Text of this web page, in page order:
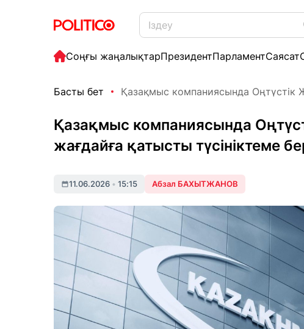
Соңғы жаңалықтарПрезидентПарламентСаясат
Басты бет Қазақмыс компаниясында Оңтүстік
Қазақмыс компаниясында
жағдайға қатысты түсініктеме
11.06.2026 • 15:15 Абзал БАХЫТЖАНОВ